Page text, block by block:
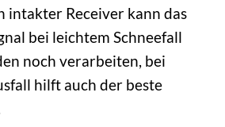
intakter Receiver kann das
bei leichtem Schneefall
noch verarbeiten, bei
hilft auch der beste